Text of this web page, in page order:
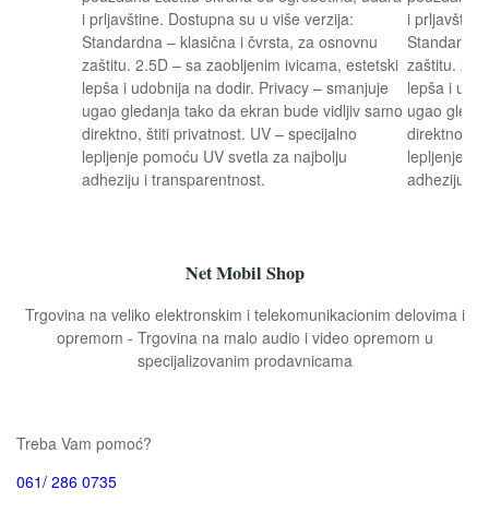
i prljavštine. Dostupna su u više verzija:
Standardna – klasična i čvrsta, za osnovnu
zaštitu. 2.5D – sa zaobljenim ivicama, estetski
lepša i udobnija na dodir. Privacy – smanjuje
ugao gledanja tako da ekran bude vidljiv samo
direktno, štiti privatnost. UV – specijalno
lepljenje pomoću UV svetla za najbolju
adheziju i transparentnost.
i
zaštitu.
lepša i
ugao
direktno,
lepljenje
adheziju i
Net Mobil Shop
Trgovina na veliko elektronskim i telekomunikacionim delovima i
opremom - Trgovina na malo audio i video opremom u
specijalizovanim prodavnicama
Treba Vam pomoć?
061/ 286 0735